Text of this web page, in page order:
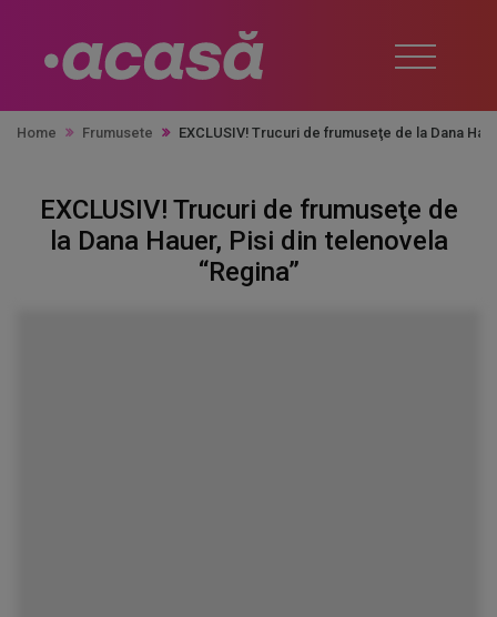
Home Frumusete EXCLUSIV! Trucuri de frumuseţe de la Dana
EXCLUSIV! Trucuri de frumuseţe de
la Dana Hauer, Pisi din telenovela
“Regina”